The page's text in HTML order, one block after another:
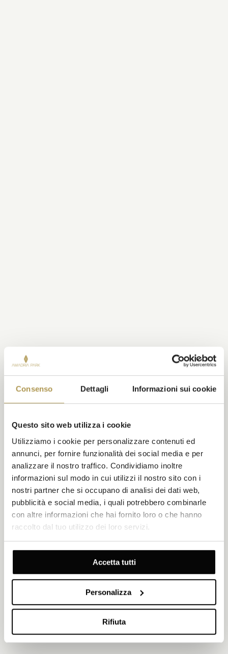
Consenso Dettagli Informazioni sui cookie
Questo sito web utilizza i cookie
Utilizziamo i cookie per personalizzare contenuti ed
annunci, per fornire funzionalità dei social media e per
analizzare il nostro traffico. Condividiamo inoltre
informazioni sul modo in cui utilizzi il nostro sito con i
nostri partner che si occupano di analisi dei dati web,
pubblicità e social media, i quali potrebbero combinarle
con altre informazioni che hai fornito loro o che hanno
raccolto dal tuo utilizzo dei loro servizi.
Accetta tutti
Personalizza
Rifiuta